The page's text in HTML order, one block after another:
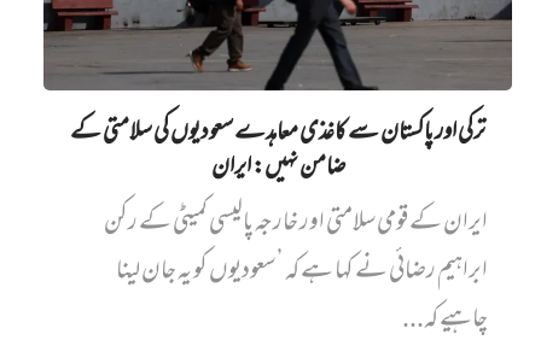
ترکی اور پاکستان سے کاغذی معاہدے سعودیوں کی سلامتی کے
ضامن نہیں‌: ایران
ایران کے قومی سلامتی اور خارجہ پالیسی کمیٹی کے رکن
ابراہیم رضائی نے کہا ہے کہ ’سعودیوں کو یہ جان لینا
چاہیے کہ...